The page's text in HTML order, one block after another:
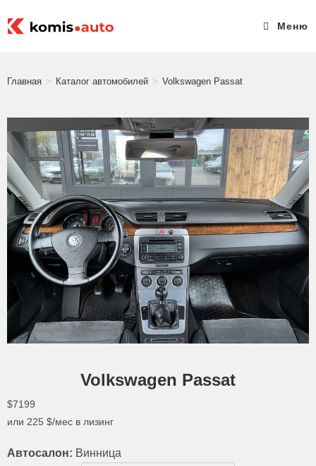
Меню
Главная > Каталог автомобилей > Volkswagen Passat
Volkswagen Passat
$7199
или 225 $/мес в лизинг
Автосалон: Винница